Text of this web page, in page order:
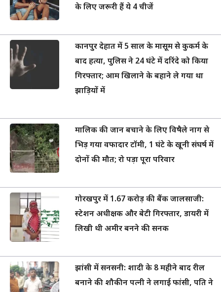
के लिए जरूरी हैं ये 4 चीजें
कानपुर देहात में 5 साल के मासूम से कुकर्म के
बाद हत्या, पुलिस ने 24 घंटे में दरिंदे को किया
गिरफ्तार; आम खिलाने के बहाने ले गया था
झाड़ियों में
मालिक की जान बचाने के लिए विषैले नाग से
भिड़ गया वफादार टॉमी, 1 घंटे के खूनी संघर्ष में
दोनों की मौत; रो पड़ा पूरा परिवार
गोरखपुर में 1.67 करोड़ की बैंक जालसाजी:
स्टेशन अधीक्षक और बेटी गिरफ्तार, डायरी में
लिखी थी अमीर बनने की सनक
झांसी में सनसनी: शादी के 8 महीने बाद रील
बनाने की शौकीन पत्नी ने लगाई फांसी, पति ने